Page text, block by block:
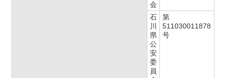
会
石
川
県
公
安
委
員
第
511030011878
号